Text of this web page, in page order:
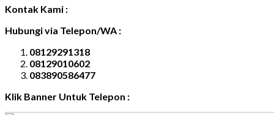
Kontak Kami :
Hubungi via Telepon/WA :
08129291318
08129010602
083890586477
Klik Banner Untuk Telepon :